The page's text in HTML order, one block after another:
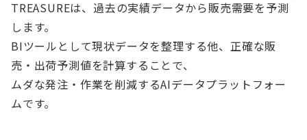
TREASUREは、過去の実績データから販売需要を予測
します。
BIツールとして現状データを整理する他、正確な販
売・出荷予測値を計算することで、
ムダな発注・作業を削減するAIデータプラットフォー
ムです。